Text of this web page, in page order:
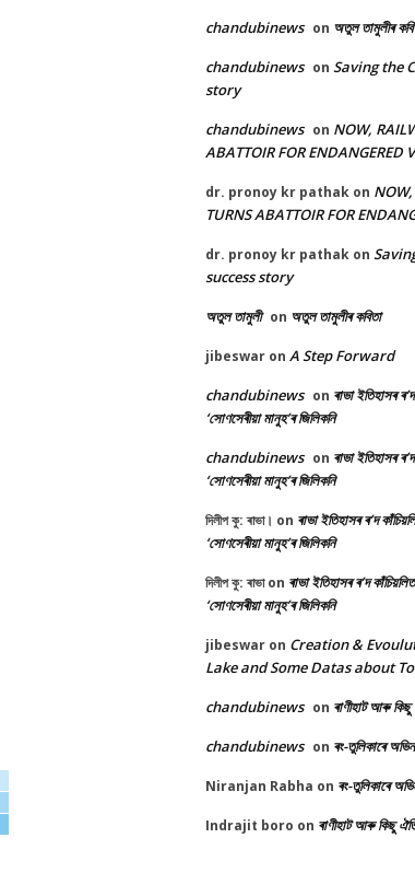
chandubinews on অতুল তামুলীৰ
chandubinews on Saving the
story
chandubinews on NOW,
ABATTOIR FOR ENDANGERED
dr. pronoy kr pathak on NOW,
TURNS ABATTOIR FOR
dr. pronoy kr pathak on
success story
অতুল তামুলী on অতুল তামুলীৰ কবিতা
jibeswar on A Step Forward
chandubinews on ৰাভা ইতিহাসৰ
‘সোণসেৰীয়া মানুহ’ৰ জিলিকনি
chandubinews on ৰাভা ইতিহাসৰ
‘সোণসেৰীয়া মানুহ’ৰ জিলিকনি
দিলীপ কু: ৰাভা। on ৰাভা ইতিহাসৰ ৰ’দ
‘সোণসেৰীয়া মানুহ’ৰ জিলিকনি
দিলীপ কু: ৰাভাon ৰাভা ইতিহাসৰ ৰ’দ
‘সোণসেৰীয়া মানুহ’ৰ জিলিকনি
jibeswar on Creation &
Lake and Some Datas about
chandubinews on ৰাণীহাট আৰু
chandubinews on ৰং-তুলিকাৰে
Niranjan Rabha on ৰং-তুলিকাৰে
Indrajit boro on ৰাণীহাট আৰু কিছু